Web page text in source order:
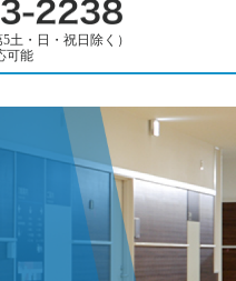
土・日・祝日除く）
可能